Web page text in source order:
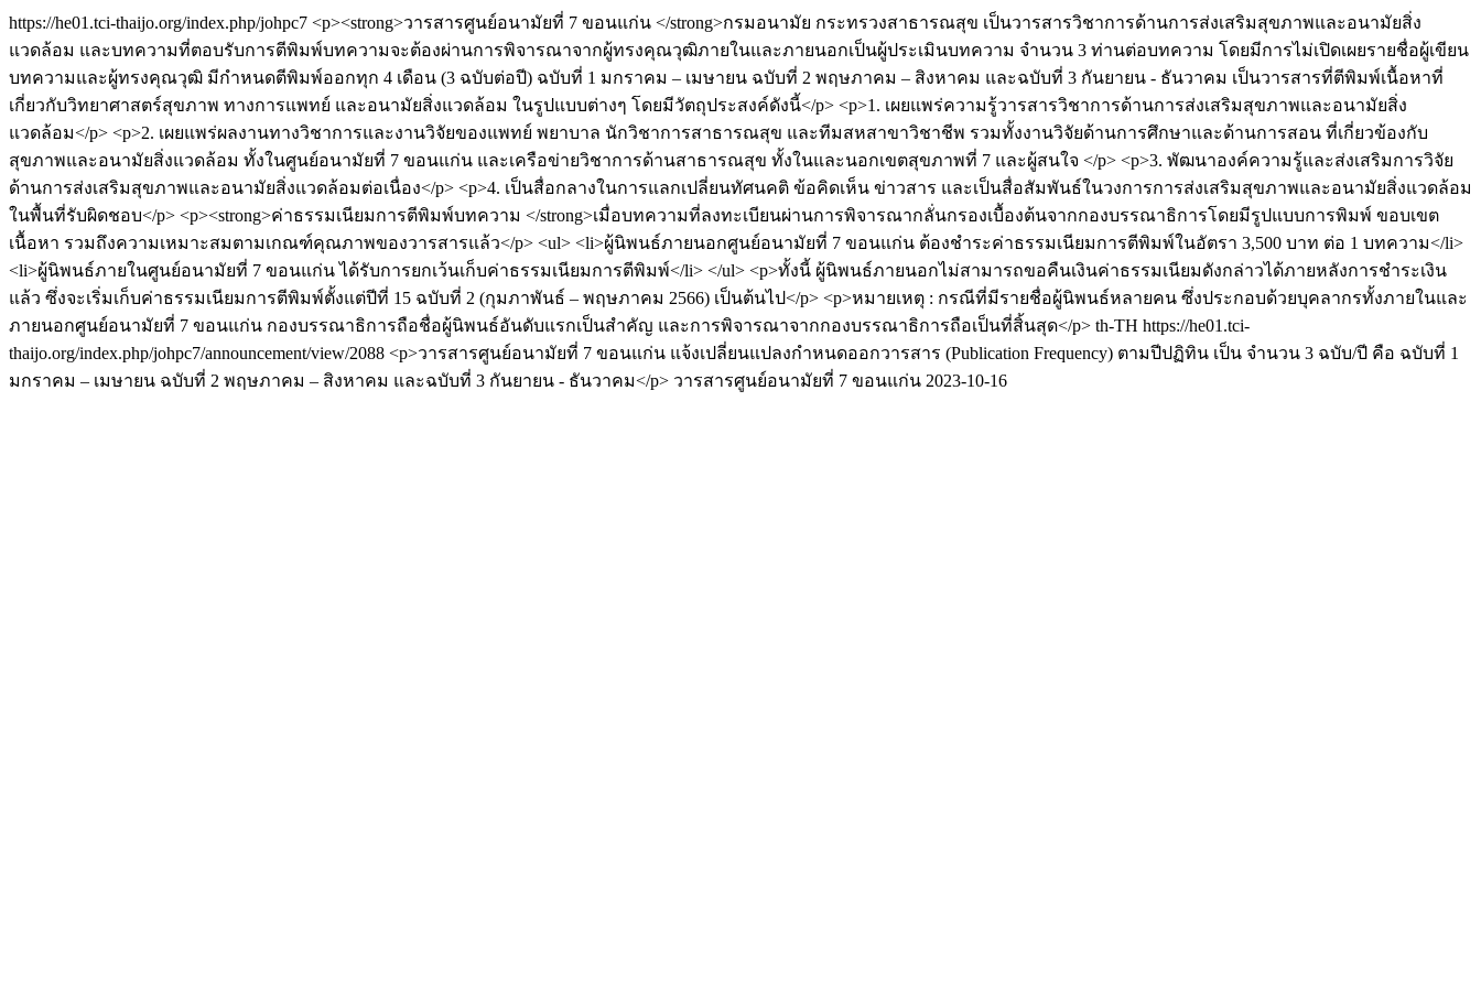
https://he01.tci-thaijo.org/index.php/johpc7 <p><strong>วารสารศูนย์อนามัยที่ 7 ขอนแก่น </strong>กรมอนามัย กระทรวงสาธารณสุข เป็นวารสารวิชาการด้านการส่งเสริมสุขภาพและอนามัยสิ่ง
แวดล้อม และบทความที่ตอบรับการตีพิมพ์บทความจะต้องผ่านการพิจารณาจากผู้ทรงคุณวุฒิภายในและภายนอกเป็นผู้ประเมินบทความ จำนวน 3 ท่านต่อบทความ โดยมีการไม่เปิดเผยรายชื่อผู้เขียน
บทความและผู้ทรงคุณวุฒิ มีกำหนดตีพิมพ์ออกทุก 4 เดือน (3 ฉบับต่อปี) ฉบับที่ 1 มกราคม – เมษายน ฉบับที่ 2 พฤษภาคม – สิงหาคม และฉบับที่ 3 กันยายน - ธันวาคม เป็นวารสารที่ตีพิมพ์เนื้อหาที่
เกี่ยวกับวิทยาศาสตร์สุขภาพ ทางการแพทย์ และอนามัยสิ่งแวดล้อม ในรูปแบบต่างๆ โดยมีวัตถุประสงค์ดังนี้</p> <p>1. เผยแพร่ความรู้วารสารวิชาการด้านการส่งเสริมสุขภาพและอนามัยสิ่ง
แวดล้อม</p> <p>2. เผยแพร่ผลงานทางวิชาการและงานวิจัยของแพทย์ พยาบาล นักวิชาการสาธารณสุข และทีมสหสาขาวิชาชีพ รวมทั้งงานวิจัยด้านการศึกษาและด้านการสอน ที่เกี่ยวข้องกับ
สุขภาพและอนามัยสิ่งแวดล้อม ทั้งในศูนย์อนามัยที่ 7 ขอนแก่น และเครือข่ายวิชาการด้านสาธารณสุข ทั้งในและนอกเขตสุขภาพที่ 7 และผู้สนใจ </p> <p>3. พัฒนาองค์ความรู้และส่งเสริมการวิจัย
ด้านการส่งเสริมสุขภาพและอนามัยสิ่งแวดล้อมต่อเนื่อง</p> <p>4. เป็นสื่อกลางในการแลกเปลี่ยนทัศนคติ ข้อคิดเห็น ข่าวสาร และเป็นสื่อสัมพันธ์ในวงการการส่งเสริมสุขภาพและอนามัยสิ่งแวดล้อม
ในพื้นที่รับผิดชอบ</p> <p><strong>ค่าธรรมเนียมการตีพิมพ์บทความ </strong>เมื่อบทความที่ลงทะเบียนผ่านการพิจารณากลั่นกรองเบื้องต้นจากกองบรรณาธิการโดยมีรูปแบบการพิมพ์ ขอบเขต
เนื้อหา รวมถึงความเหมาะสมตามเกณฑ์คุณภาพของวารสารแล้ว</p> <ul> <li>ผู้นิพนธ์ภายนอกศูนย์อนามัยที่ 7 ขอนแก่น ต้องชำระค่าธรรมเนียมการตีพิมพ์ในอัตรา 3,500 บาท ต่อ 1 บทความ</li>
<li>ผู้นิพนธ์ภายในศูนย์อนามัยที่ 7 ขอนแก่น ได้รับการยกเว้นเก็บค่าธรรมเนียมการตีพิมพ์</li> </ul> <p>ทั้งนี้ ผู้นิพนธ์ภายนอกไม่สามารถขอคืนเงินค่าธรรมเนียมดังกล่าวได้ภายหลังการชำระเงิน
แล้ว ซึ่งจะเริ่มเก็บค่าธรรมเนียมการตีพิมพ์ตั้งแต่ปีที่ 15 ฉบับที่ 2 (กุมภาพันธ์ – พฤษภาคม 2566) เป็นต้นไป</p> <p>หมายเหตุ : กรณีที่มีรายชื่อผู้นิพนธ์หลายคน ซึ่งประกอบด้วยบุคลากรทั้งภายในและ
ภายนอกศูนย์อนามัยที่ 7 ขอนแก่น กองบรรณาธิการถือชื่อผู้นิพนธ์อันดับแรกเป็นสำคัญ และการพิจารณาจากกองบรรณาธิการถือเป็นที่สิ้นสุด</p> th-TH https://he01.tci-
thaijo.org/index.php/johpc7/announcement/view/2088 <p>วารสารศูนย์อนามัยที่ 7 ขอนแก่น แจ้งเปลี่ยนแปลงกำหนดออกวารสาร (Publication Frequency) ตามปีปฏิทิน เป็น จำนวน 3 ฉบับ/ปี คือ ฉบับที่ 1
มกราคม – เมษายน ฉบับที่ 2 พฤษภาคม – สิงหาคม และฉบับที่ 3 กันยายน - ธันวาคม</p> วารสารศูนย์อนามัยที่ 7 ขอนแก่น 2023-10-16